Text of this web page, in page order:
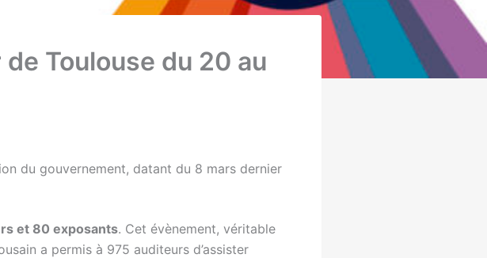
de Toulouse du 20 au
du gouvernement, datant du 8 mars dernier
et 80 exposants. Cet évènement, véritable
a permis à 975 auditeurs d’assister